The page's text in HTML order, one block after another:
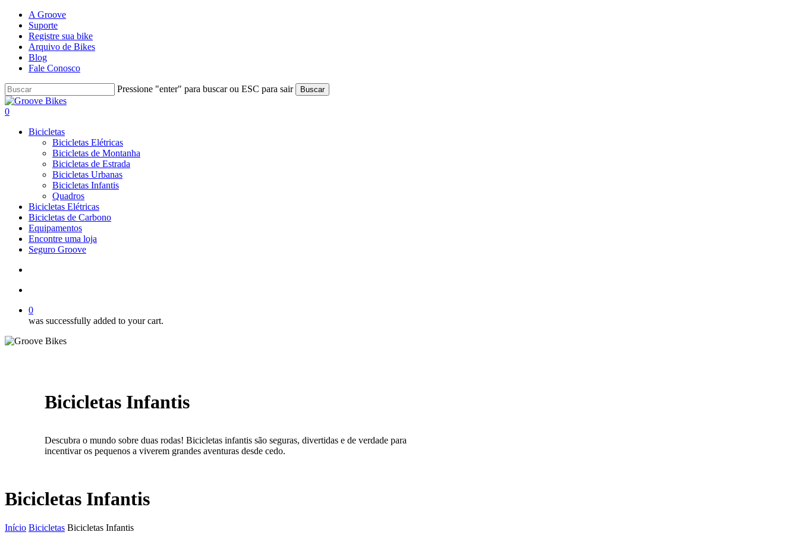
Skip
main
content
A Groove
Suporte
Registre sua bike
Arquivo de Bikes
Blog
Fale Conosco
Pressione "enter" para buscar ou ESC para sair Buscar
Close
Search
Buscar..
account
0
Bicicletas
Bicicletas Elétricas
Bicicletas de Montanha
Bicicletas de Estrada
Bicicletas Urbanas
Bicicletas Infantis
Quadros
Bicicletas Elétricas
Bicicletas de Carbono
Equipamentos
Encontre uma loja
Seguro Groove
0
was successfully added to your cart.
Bicicletas Infantis
Descubra o mundo sobre duas rodas! Bicicletas infantis são seguras, divertidas e de verdade para
incentivar os pequenos a viverem grandes aventuras desde cedo.
Bicicletas Infantis
Início Bicicletas Bicicletas Infantis